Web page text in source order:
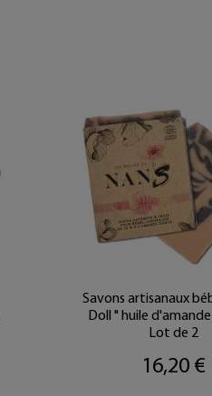
Savons artisanaux
Doll " huile
Lot de 2
16,20 €